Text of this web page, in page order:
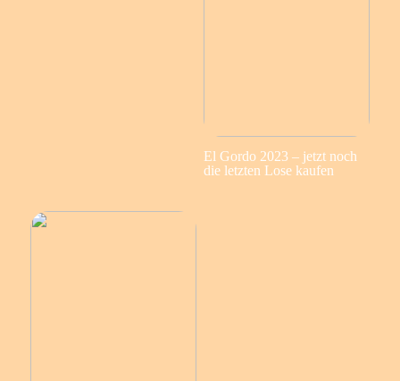
El Gordo 2023 – jetzt noch
die letzten Lose kaufen